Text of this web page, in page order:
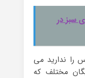
سبز در
را ندارید می
مختلف که